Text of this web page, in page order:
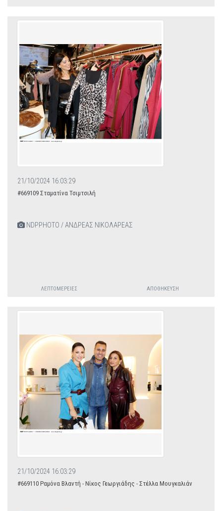
21/10/2024 16:03:29
#669109 Σταματίνα Τσιμτσιλή
NDPPHOTO / ΑΝΔΡΕΑΣ ΝΙΚΟΛΑΡΕΑΣ
ΛΕΠΤΟΜΈΡΕΙΕΣ ΑΠΟΘΉΚΕΥΣΗ
21/10/2024 16:03:29
#669110 Ραμόνα Βλαντή - Νίκος Γεωργιάδης - Στέλλα Μουγκαλιάν